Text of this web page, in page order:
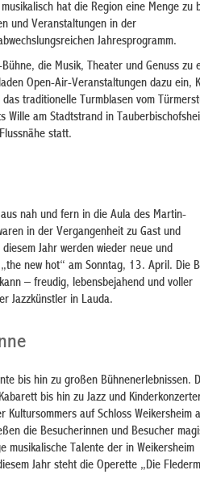
hat die Region eine Menge zu
und Veranstaltungen in der
Jahresprogramm.
die Musik, Theater und Genuss zu
Open-Air-Veranstaltungen dazu ein,
traditionelle Turmblasen vom
Wille am Stadtstrand in
statt.
nah und fern in die Aula des Martin-
in der Vergangenheit zu Gast und
Jahr werden wieder neue und
new hot“ am Sonntag, 13. April. Die
– freudig, lebensbejahend und voller
Jazzkünstler in Lauda.
bis hin zu großen Bühnenerlebnissen.
bis hin zu Jazz und
auf Schloss Weikersheim
die Besucherinnen und Besucher
musikalische Talente der in Weikersheim
Jahr steht die Operette „Die